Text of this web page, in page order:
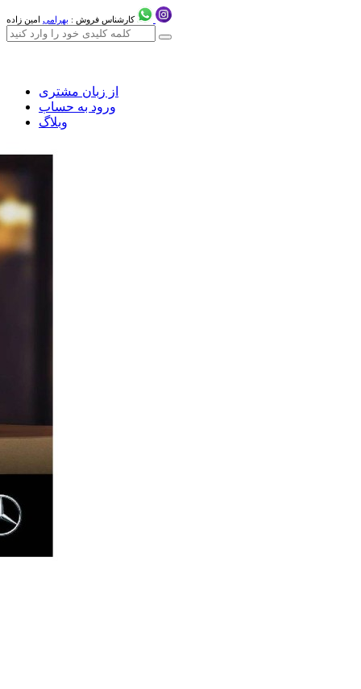
کارشناس فروش : بهرامی امین زاده
از زبان مشتری
ورود به حساب
وبلاگ